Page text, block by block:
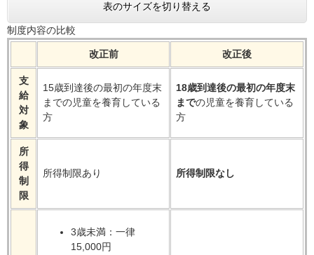
表のサイズを切り替える
制度内容の比較
改正前 改正後
支
給
対
象
15歳到達後の最初の年度末
までの児童を養育している
方
18歳到達後の最初の年度末
までの児童を養育している
方
所
得
制
限
所得制限あり 所得制限なし
3歳未満：一律
15,000円